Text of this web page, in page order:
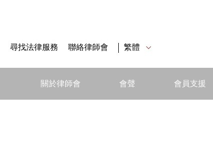
尋找法律服務 聯絡律師會 繁體
關於律師會 會聲 會員支援